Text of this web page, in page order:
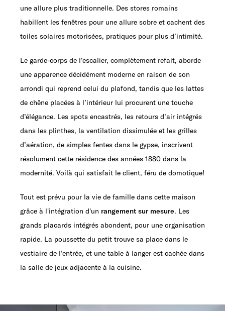
une allure plus traditionnelle. Des stores romains
habillent les fenêtres pour une allure sobre et cachent des
toiles solaires motorisées, pratiques pour plus d’intimité.
Le garde-corps de l’escalier, complètement refait, aborde
une apparence décidément moderne en raison de son
arrondi qui reprend celui du plafond, tandis que les lattes
de chêne placées à l’intérieur lui procurent une touche
d’élégance. Les spots encastrés, les retours d’air intégrés
dans les plinthes, la ventilation dissimulée et les grilles
d’aération, de simples fentes dans le gypse, inscrivent
résolument cette résidence des années 1880 dans la
modernité. Voilà qui satisfait le client, féru de domotique!
Tout est prévu pour la vie de famille dans cette maison
grâce à l'intégration d'un rangement sur mesure. Les
grands placards intégrés abondent, pour une organisation
rapide. La poussette du petit trouve sa place dans le
vestiaire de l’entrée, et une table à langer est cachée dans
la salle de jeux adjacente à la cuisine.